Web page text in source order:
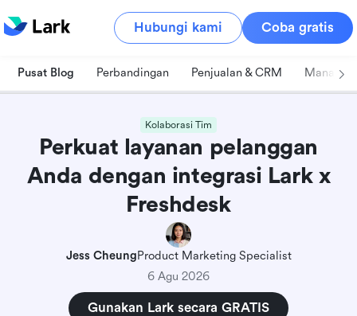
Hubungi kami Coba gratis
Pusat Blog Perbandingan Penjualan & CRM
Kolaborasi Tim
Perkuat layanan pelanggan
Anda dengan integrasi Lark x
Freshdesk
Jess CheungProduct Marketing Specialist
6 Agu 2026
Gunakan Lark secara GRATIS